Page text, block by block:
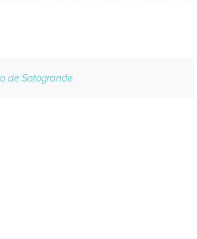
de Sotogrande